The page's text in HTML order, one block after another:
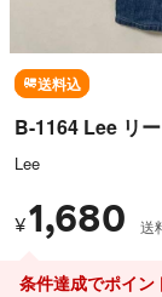
送料込
B-1164 Lee リ
Lee
¥1,680 送
条件達成でポイン